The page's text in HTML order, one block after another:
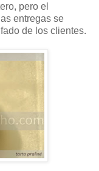
pero el
entregas se
de los clientes.